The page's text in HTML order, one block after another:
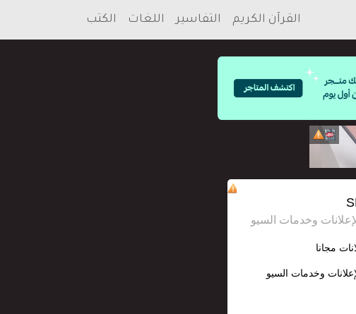
القرآن الكريم التفاسير اللغات الكتب
مجانا
وخدمات السيو